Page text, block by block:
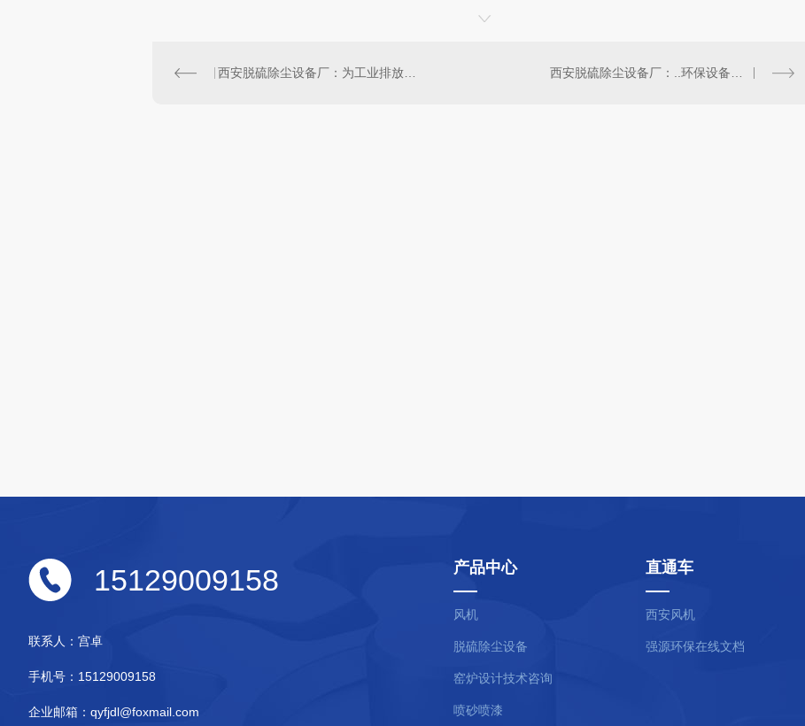
西安脱硫除尘设备厂：为工业排放净化护航 西安脱硫除尘设备厂：..环保设备供应商
15129009158
联系人： 宫卓
手机号： 15129009158
企业邮箱： qyfjdl@foxmail.com
产品中心
风机
脱硫除尘设备
窑炉设计技术咨询
喷砂喷漆
直通车
西安风机
强源环保在线文档